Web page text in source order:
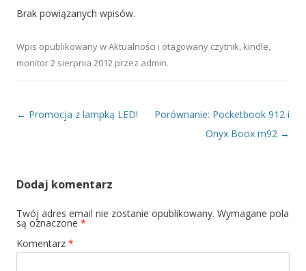
Brak powiązanych wpisów.
Wpis opublikowany wAktualności i otagowany czytnik, kindle,
monitor2 sierpnia 2012 przez admin.
Nawigacja wpisu
← Promocja z lampką LED!
Porównanie: Pocketbook 912 i
Onyx Boox m92 →
Dodaj komentarz
Twój adres email nie zostanie opublikowany. Wymagane pola
są oznaczone *
Komentarz *